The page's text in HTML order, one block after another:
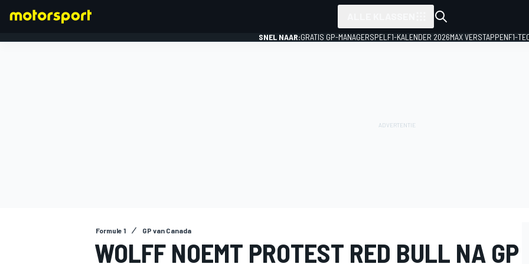
SNEL NAAR:GRATIS GP-MANAGERSPEL F1-KALENDER 2026MAX VERSTAPPENF1-
Formule 1 GP van Canada
WOLFF NOEMT PROTEST RED BULL NA GP